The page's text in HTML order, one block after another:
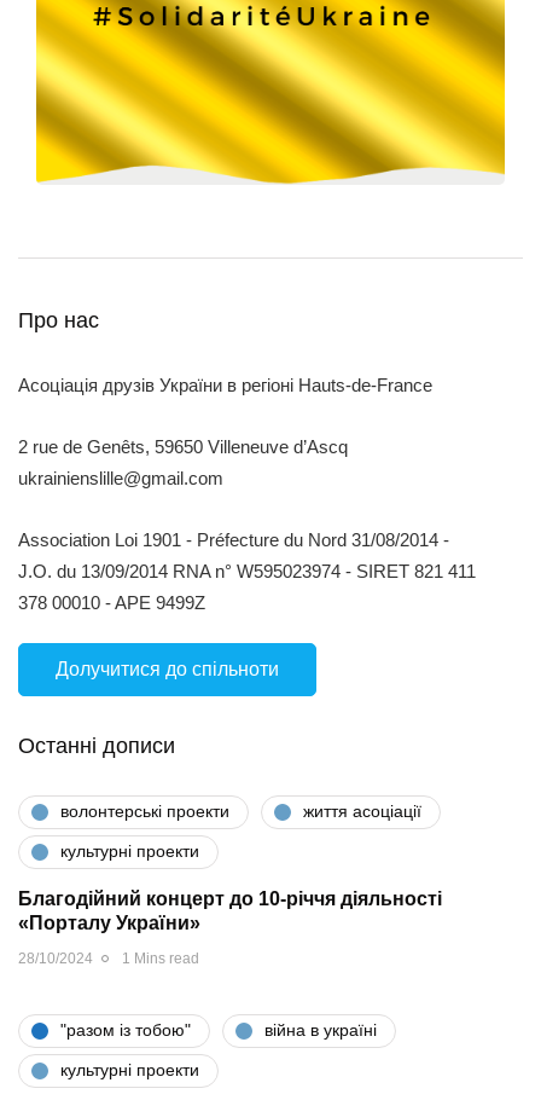
Про нас
Асоціація друзів України в регіоні Hauts-de-France
2 rue de Genêts, 59650 Villeneuve d’Ascq
ukrainienslille@gmail.com
Association Loi 1901 - Préfecture du Nord 31/08/2014 -
J.O. du 13/09/2014 RNA n° W595023974 - SIRET 821 411
378 00010 - APE 9499Z
Долучитися до спільноти
Останні дописи
волонтерські проекти життя асоціації
культурні проекти
Благодійний концерт до 10-річчя діяльності
«Порталу України»
28/10/2024 1 Mins read
"разом iз тобою" війна в україні
культурні проекти